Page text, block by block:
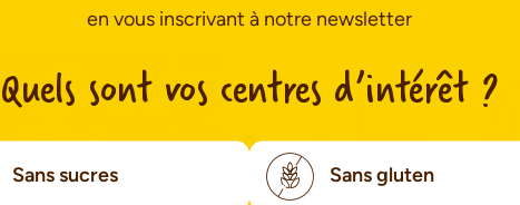
en vous inscrivant à notre newsletter
Quels sont vos centres d’intérêt ?
Sans sucres Sans gluten